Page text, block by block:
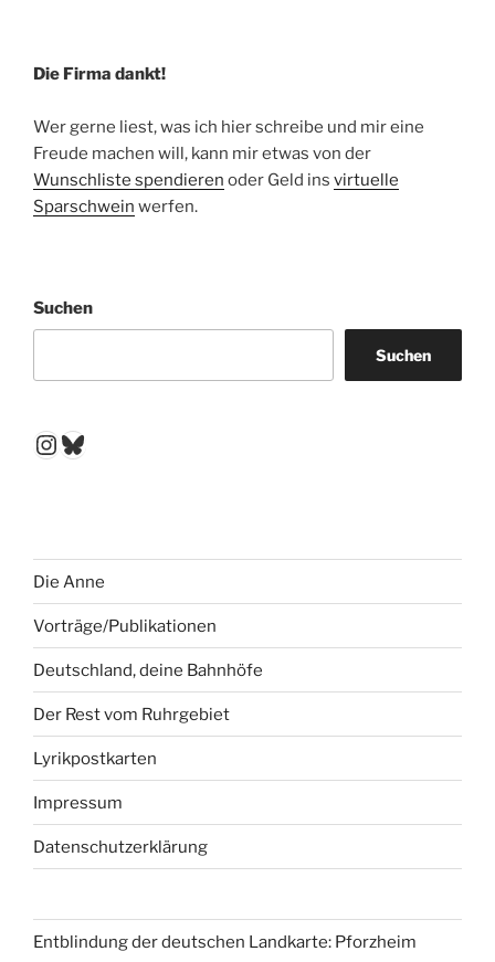
Die Firma dankt!
Wer gerne liest, was ich hier schreibe und mir eine
Freude machen will, kann mir etwas von der
Wunschliste spendieren oder Geld ins virtuelle
Sparschwein werfen.
Suchen
Suchen
Instagram
Bluesky
Die Anne
Vorträge/Publikationen
Deutschland, deine Bahnhöfe
Der Rest vom Ruhrgebiet
Lyrikpostkarten
Impressum
Datenschutzerklärung
Entblindung der deutschen Landkarte: Pforzheim